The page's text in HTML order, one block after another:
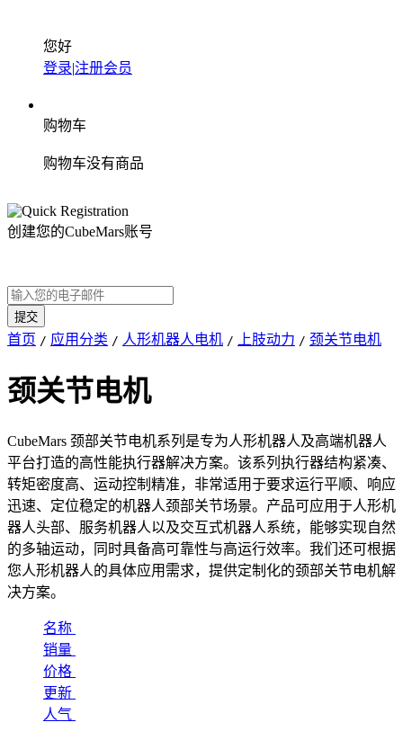
您好
登录|注册会员
购物车
购物车没有商品
创建您的CubeMars账号
首页 / 应用分类 / 人形机器人电机 / 上肢动力 / 颈关节电机
颈关节电机
CubeMars 颈部关节电机系列是专为人形机器人及高端机器人
平台打造的高性能执行器解决方案。该系列执行器结构紧凑、
转矩密度高、运动控制精准，非常适用于要求运行平顺、响应
迅速、定位稳定的机器人颈部关节场景。产品可应用于人形机
器人头部、服务机器人以及交互式机器人系统，能够实现自然
的多轴运动，同时具备高可靠性与高运行效率。我们还可根据
您人形机器人的具体应用需求，提供定制化的颈部关节电机解
决方案。
名称
销量
价格
更新
人气